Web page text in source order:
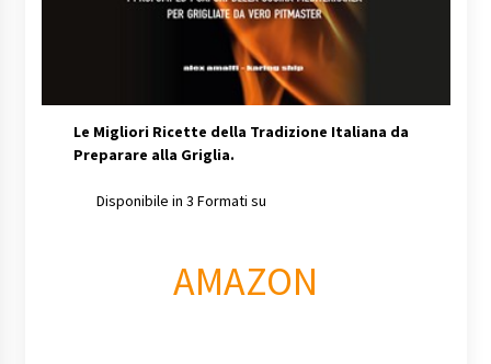
Le Migliori Ricette della Tradizione Italiana da
Preparare alla Griglia.
Disponibile in 3 Formati su
AMAZON